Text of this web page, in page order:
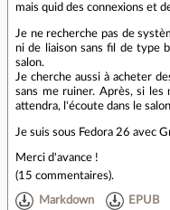
mais quid des connexions et
Je ne recherche pas de
ni de liaison sans fil de type
salon.
Je cherche aussi à acheter
sans me ruiner. Après, si les
attendra, l'écoute dans le
Je suis sous Fedora 26 avec
Merci d'avance !
(15 commentaires).
Markdown EPUB